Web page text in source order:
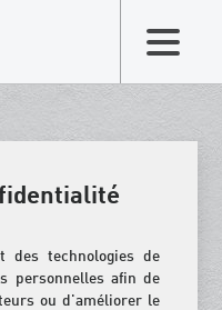
des technologies de
personnelles afin de
ou d'améliorer le